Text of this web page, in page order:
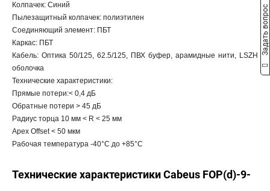
Колпачек: Синий
Пылезащитный колпачек: полиэтилен
Соединяющий элемент: ПБТ
Каркас: ПБТ
Кабель: Оптика 50/125, 62.5/125, ПВХ буфер, арамидные нити, LSZH
оболочка
Технические характеристики:
Прямые потери:< 0,4 дБ
Обратные потери > 45 дБ
Радиус торца 10 мм < R < 25 мм
Apex Offset < 50 мкм
Рабочая температура -40°C дo +85°C
Технические характеристики Cabeus FOP(d)-9-
Задать вопрос